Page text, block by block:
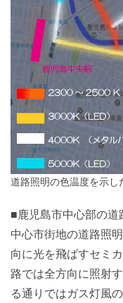
道路照明の色温度を示し
■鹿児島市中心部の道
中心市街地の道路照
向に光を飛ばすセミ
路では全方向に照射
る通りではガス灯風